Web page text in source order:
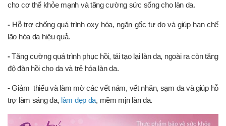
cho cơ thể khỏe mạnh và tăng cường sức sống cho làn da.
- Hỗ trợ chống quá trình oxy hóa, ngăn gốc tự do và giúp hạn chế
lão hóa da hiệu quả.
-Tăng cường quá trình phục hồi, tái tạo lại làn da, ngoài ra còn tăng
độ đàn hồi cho da và trẻ hóa làn da.
-Giảm thiểu và làm mờ các vết nám, vết nhăn, sạm da và giúp hỗ
trợ làm sáng da, làm đẹp da, mềm mịn làn da.